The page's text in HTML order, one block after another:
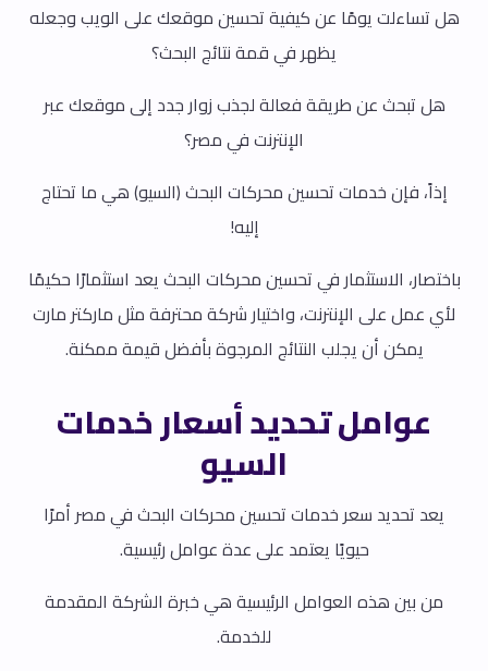
هل تساءلت يومًا عن كيفية تحسين موقعك على الويب وجعله
يظهر في قمة نتائج البحث؟
هل تبحث عن طريقة فعالة لجذب زوار جدد إلى موقعك عبر
الإنترنت في مصر؟
إذاً، فإن خدمات تحسين محركات البحث (السيو) هي ما تحتاج
إليه!
باختصار، الاستثمار في تحسين محركات البحث يعد استثمارًا حكيمًا
لأي عمل على الإنترنت، واختيار شركة محترفة مثل ماركتر مارت
يمكن أن يجلب النتائج المرجوة بأفضل قيمة ممكنة.
عوامل تحديد أسعار خدمات
السيو
يعد تحديد سعر خدمات تحسين محركات البحث في مصر أمرًا
حيويًا يعتمد على عدة عوامل رئيسية.
من بين هذه العوامل الرئيسية هي خبرة الشركة المقدمة
للخدمة.